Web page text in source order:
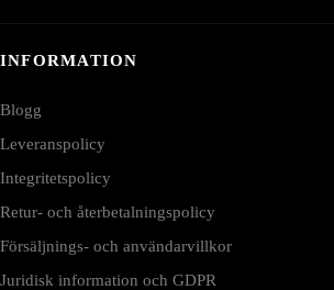
INFORMATION
Blogg
Leveranspolicy
Integritetspolicy
Retur- och återbetalningspolicy
Försäljnings- och användarvillkor
Juridisk information och GDPR